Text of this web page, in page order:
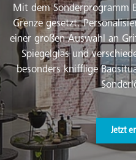
Mit dem Sonderprogramm
Grenze gesetzt.
einer großen Auswahl an
Spiegelglas und
besonders knifflige
Jetzt